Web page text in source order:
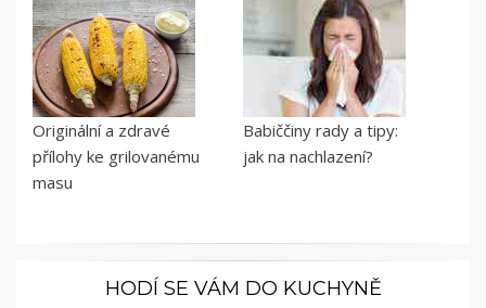
Originální a zdravé
přílohy ke grilovanému
masu
Babiččiny rady a tipy:
jak na nachlazení?
HODÍ SE VÁM DO KUCHYNĚ